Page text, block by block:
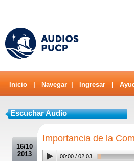
Inicio Navegar Ingresar
Escuchar Audio
16/10
2013
Importancia de la
00:00 / 02:03